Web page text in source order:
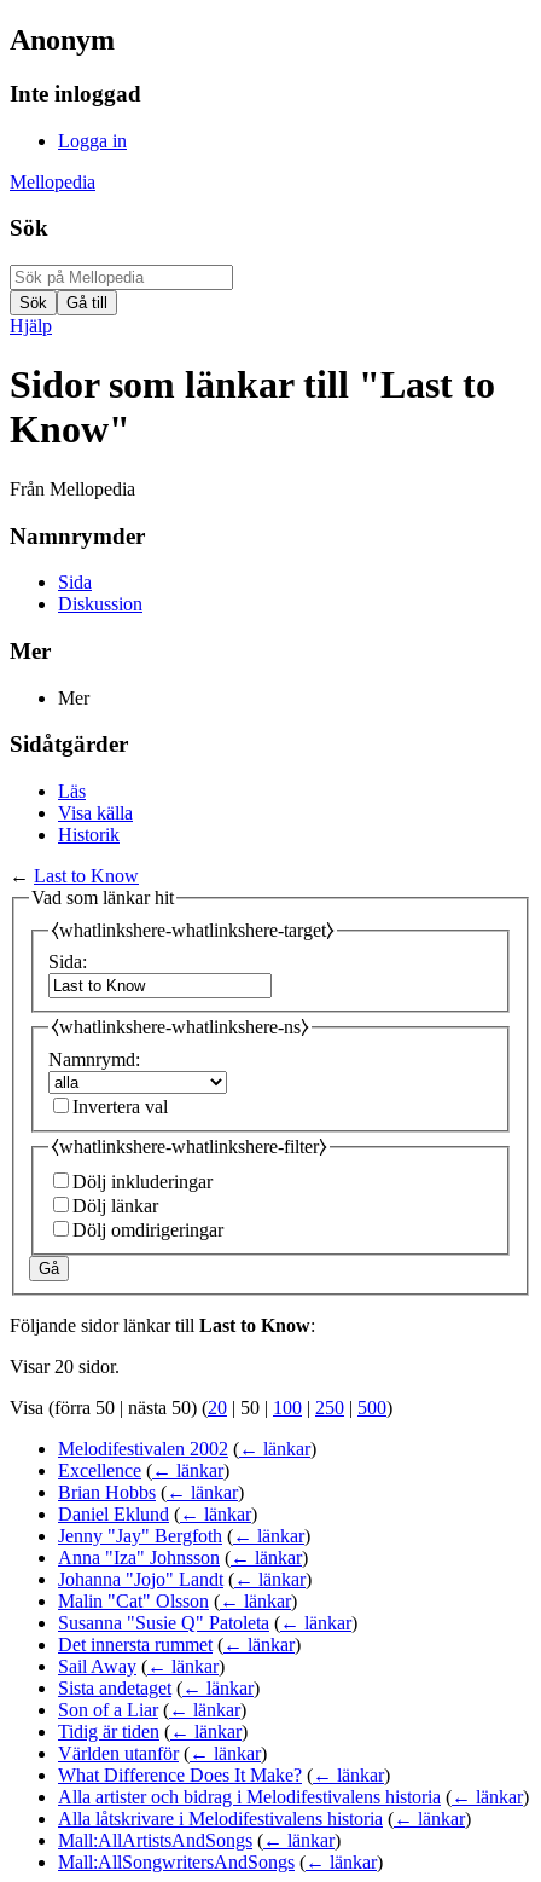
Anonym
Inte inloggad
Logga in
Mellopedia
Sök
Hjälp
Sidor som länkar till "Last to
Know"
Från Mellopedia
Namnrymder
Sida
Diskussion
Mer
Mer
Sidåtgärder
Läs
Visa källa
Historik
← Last to Know
Vad som länkar hit
⧼whatlinkshere-whatlinkshere-target⧽
Sida:
⧼whatlinkshere-whatlinkshere-ns⧽
Namnrymd:
Invertera val
⧼whatlinkshere-whatlinkshere-filter⧽
Dölj inkluderingar
Dölj länkar
Dölj omdirigeringar
Gå
Följande sidor länkar till Last to Know:
Visar 20 sidor.
Visa (förra 50 | nästa 50) (20 | 50 | 100 | 250 | 500)
Melodifestivalen 2002 (← länkar)
Excellence (← länkar)
Brian Hobbs (← länkar)
Daniel Eklund (← länkar)
Jenny "Jay" Bergfoth (← länkar)
Anna "Iza" Johnsson (← länkar)
Johanna "Jojo" Landt (← länkar)
Malin "Cat" Olsson (← länkar)
Susanna "Susie Q" Patoleta (← länkar)
Det innersta rummet (← länkar)
Sail Away (← länkar)
Sista andetaget (← länkar)
Son of a Liar (← länkar)
Tidig är tiden (← länkar)
Världen utanför (← länkar)
What Difference Does It Make? (← länkar)
Alla artister och bidrag i Melodifestivalens historia (← länkar)
Alla låtskrivare i Melodifestivalens historia (← länkar)
Mall:AllArtistsAndSongs (← länkar)
Mall:AllSongwritersAndSongs (← länkar)